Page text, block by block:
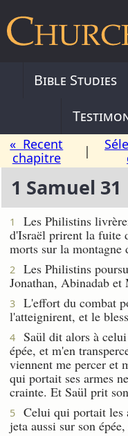
Bible Studies
« Recent
chapitre
|
1 Samuel 31
1
Les Philistins
d'Israël prirent la fuite
morts sur la montagne
2
Les Philistins
Jonathan, Abinadab
3
L'effort du combat
l'atteignirent, et le
4
Saül dit alors à
épée, et m'en
viennent me percer et
qui portait ses armes
crainte. Et Saül prit
5
Celui qui portait les
jeta aussi sur son